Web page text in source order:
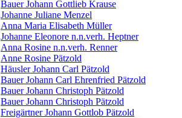
Bauer Johann Gottlieb Krause
Johanne Juliane Menzel
Anna Maria Elisabeth Müller
Johanne Eleonore n.n.verh. Heptner
Anna Rosine n.n.verh. Renner
Anne Rosine Pätzold
Häusler Johann Carl Pätzold
Bauer Johann Carl Ehrenfried Pätzold
Bauer Johann Christoph Pätzold
Bauer Johann Christoph Pätzold
Freigärtner Johann Gottlob Pätzold